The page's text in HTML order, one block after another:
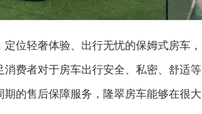
位轻奢体验、出行无忧的保姆式房车，
费者对于房车出行安全、私密、舒适等
的售后保障服务，隆翠房车能够在很大